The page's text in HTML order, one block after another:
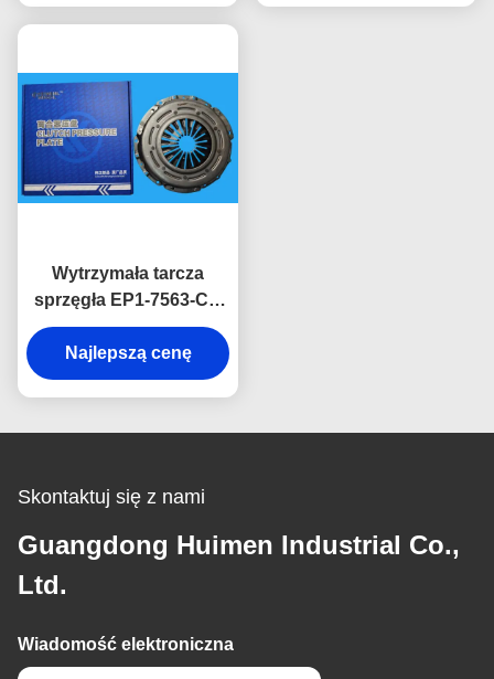
Wytrzymała tarcza
sprzęgła EP1-7563-CA
do pick-upów JMC
Baodian Euro IV.
Najlepszą cenę
Skontaktuj się z nami
Guangdong Huimen Industrial Co.,
Ltd.
Wiadomość elektroniczna